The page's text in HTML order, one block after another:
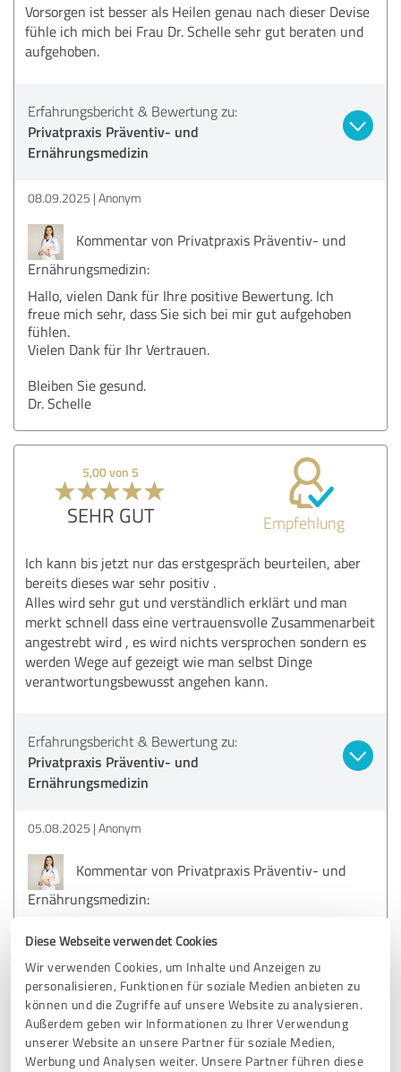
Diese Webseite verwendet Cookies
Wir verwenden Cookies, um Inhalte und Anzeigen zu
personalisieren, Funktionen für soziale Medien anbieten zu
können und die Zugriffe auf unsere Website zu analysieren.
Außerdem geben wir Informationen zu Ihrer Verwendung
unserer Website an unsere Partner für soziale Medien,
Werbung und Analysen weiter. Unsere Partner führen diese
Vorsorgen ist besser als Heilen genau nach dieser Devise
fühle ich mich bei Frau Dr. Schelle sehr gut beraten und
aufgehoben.
Erfahrungsbericht & Bewertung zu:
Privatpraxis Präventiv- und
Ernährungsmedizin
08.09.2025 Anonym
Kommentar von Privatpraxis Präventiv- und
Ernährungsmedizin:
Hallo, vielen Dank für Ihre positive Bewertung. Ich
freue mich sehr, dass Sie sich bei mir gut aufgehoben
fühlen.
Vielen Dank für Ihr Vertrauen.
Bleiben Sie gesund.
Dr. Schelle
5,00 von 5
SEHR GUT Empfehlung
Ich kann bis jetzt nur das erstgespräch beurteilen, aber
bereits dieses war sehr positiv .
Alles wird sehr gut und verständlich erklärt und man
merkt schnell dass eine vertrauensvolle Zusammenarbeit
angestrebt wird , es wird nichts versprochen sondern es
werden Wege auf gezeigt wie man selbst Dinge
verantwortungsbewusst angehen kann.
Erfahrungsbericht & Bewertung zu:
Privatpraxis Präventiv- und
Ernährungsmedizin
05.08.2025 Anonym
Kommentar von Privatpraxis Präventiv- und
Ernährungsmedizin:
mich sehr zu lesen, dass Sie bereits mit dem
Erstgespräch zufrieden waren. Ich lege großen Wert
auf eine vertrauensvolle Zusammenarbeit und
möchten, dass meine Patienten sich gut informiert
und unterstützt fühlen.
Ganz liebe Grüße